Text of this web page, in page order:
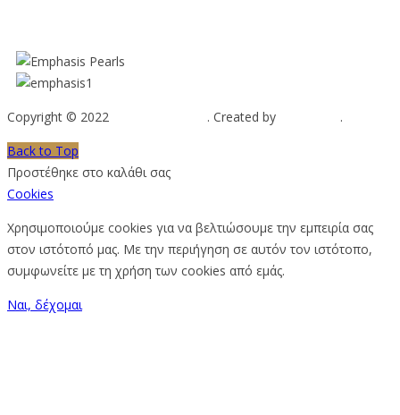
Copyright © 2022 . Created by
.
Back to Top
Προστέθηκε στο καλάθι σας
Cookies
Χρησιμοποιούμε cookies για να βελτιώσουμε την εμπειρία σας
στον ιστότοπό μας. Με την περιήγηση σε αυτόν τον ιστότοπο,
συμφωνείτε με τη χρήση των cookies από εμάς.
Ναι, δέχομαι